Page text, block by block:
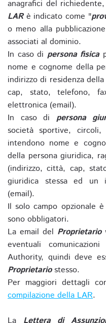
anagrafici del
LARè indicato come "
o meno alla
associati al dominio.
In caso di persona fisica
nome e cognome della
indirizzo di residenza
cap, stato, telefono,
elettronica (email).
In caso di persona
società sportive,
intendono nome e
della persona giuridica,
(indirizzo, città, cap,
giuridica stessa ed un
(email).
Il solo campo opzionale
sono obbligatori.
La email del Proprietario
eventuali
Authority, quindi deve
Proprietariostesso.
Per maggiori dettagli
compilazione della LAR.